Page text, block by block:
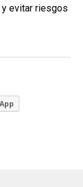
evitar riesgos